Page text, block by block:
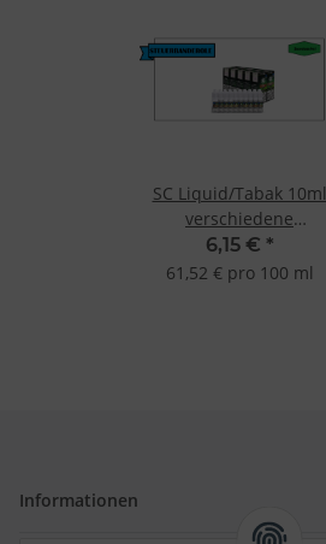
SC Liquid/Tabak 10ml
verschiedene
Geschmacksrichtungen
6,15 € *
61,52 € pro 100 ml
Informationen